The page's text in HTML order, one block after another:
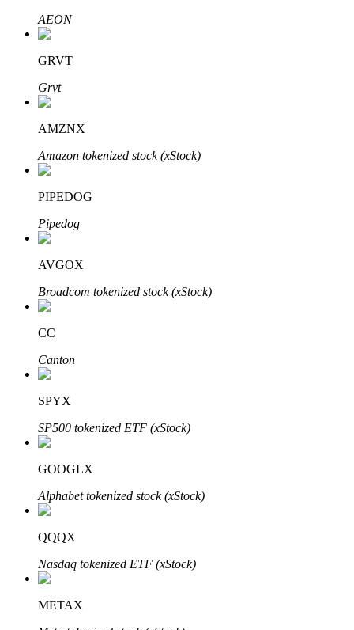
Obtenha lucro a longo prazo e interesses flexíveis
Aprenda a apostar
Aprenda como ganhar renda passiva
Bitrue
Parceiros Bitrue
Afiliados Bitrue
AEON
GRVT
Grvt
AMZNX
Amazon tokenized stock (xStock)
PIPEDOG
Pipedog
AVGOX
Broadcom tokenized stock (xStock)
CC
Canton
SPYX
SP500 tokenized ETF (xStock)
GOOGLX
Alphabet tokenized stock (xStock)
QQQX
Nasdaq tokenized ETF (xStock)
METAX